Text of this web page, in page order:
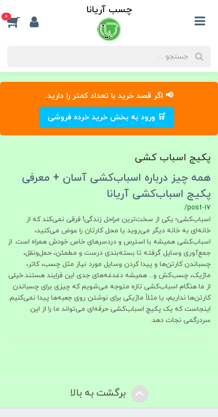
📢 اگر قصد خرید با تعداد کمتر را دارید.
🛒 ورود به بخش خرید خرده فروشی
چسب آریانا 0
پکیج اسباب کشی
همه چیز درباره اسباب‌کشی آسان + معرفی
پکیج اسباب‌کشی آریانا
/post-17
اسباب‌کشی؛ یکی از سخت‌ترین مراحل زندگی! فرقی نمی‌کند که از
خانه‌ای به خانه دیگر می‌روید یا محل کارتان را عوض می‌کنید،
اسباب‌کشی همیشه با استرس و دردسرهای خاص خودش همراه است. از
جمع‌آوری وسایل گرفته تا بسته‌بندی درست و مطمئن، حمل‌ونقل،
چسباندن کارتن‌ها و پیدا کردن وسایل مورد نیاز مثل چسب، کاتر،
ماژیک، چسب‌کش و... همیشه دغدغه‌های جدی این فرایند هستند.خیلی
از ما هنگام اسباب‌کشی تازه متوجه می‌شویم که چیزی برای چسباندن
کارتن‌ها نداریم، یا مثلاً ماژیکی برای نوشتن روی جعبه‌ها پیدا نمی‌کنیم.
اینجاست که یک پکیج اسباب‌کشی حرفه‌ای می‌تواند ما را از این
سردرگمی نجات دهد.
برگشت به بالا